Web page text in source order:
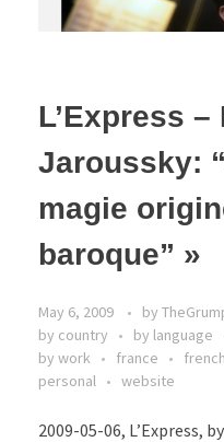
L’Express
Jaroussky:
magie
baroque” »
May 6, 2009 by
by country
by language
by work
france french
personal
website
2009-05-06, L’Express,